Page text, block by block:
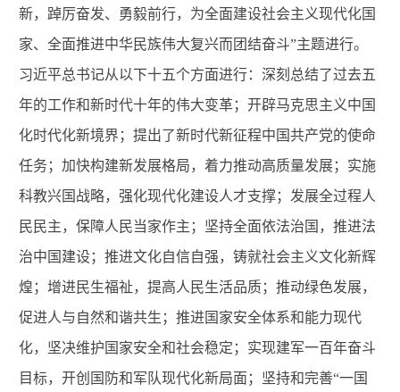
新，踔厉奋发、勇毅前行，为全面建设社会主义现代化国
家、全面推进中华民族伟大复兴而团结奋斗”主题进行。
习近平总书记从以下十五个方面进行：深刻总结了过去五
年的工作和新时代十年的伟大变革；开辟马克思主义中国
化时代化新境界；提出了新时代新征程中国共产党的使命
任务；加快构建新发展格局，着力推动高质量发展；实施
科教兴国战略，强化现代化建设人才支撑；发展全过程人
民民主，保障人民当家作主；坚持全面依法治国，推进法
治中国建设；推进文化自信自强，铸就社会主义文化新辉
煌；增进民生福祉，提高人民生活品质；推动绿色发展，
促进人与自然和谐共生；推进国家安全体系和能力现代
化，坚决维护国家安全和社会稳定；实现建军一百年奋斗
目标，开创国防和军队现代化新局面；坚持和完善“一国